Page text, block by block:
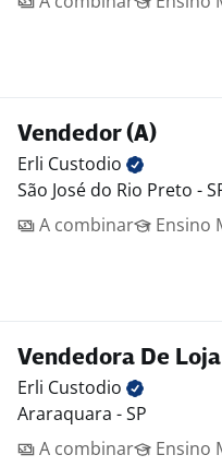
Vendedor (A)
Erli Custodio
São José do Rio Preto -
A combinar
Ensino
Vendedora De
Erli Custodio
Araraquara - SP
A combinar
Ensino